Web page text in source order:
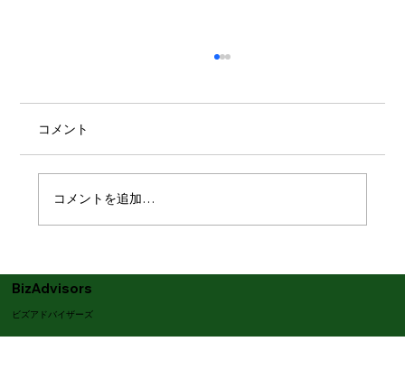
う！― 2025年改訂版のポイント①「健康
風土の醸成」 ―
コメント
コメントを追加…
BizAdvisors
ビズアドバイザーズ